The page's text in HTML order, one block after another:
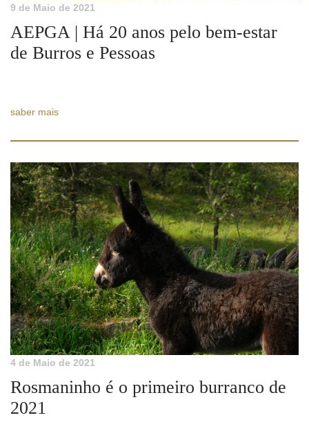
9 de Maio de 2021
AEPGA | Há 20 anos pelo bem-estar
de Burros e Pessoas
saber mais
4 de Maio de 2021
Rosmaninho é o primeiro burranco de
2021